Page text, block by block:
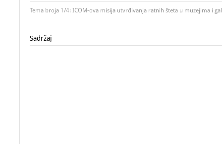
Tema broja 1/4: ICOM-ova misija utvrđivanja ratnih šteta u muzejima i
Sadržaj